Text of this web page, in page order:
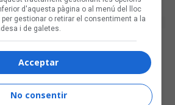
d'aquesta pàgina o al menú del lloc
gestionar o retirar el consentiment a la
i de galetes.
Acceptar
No consentir